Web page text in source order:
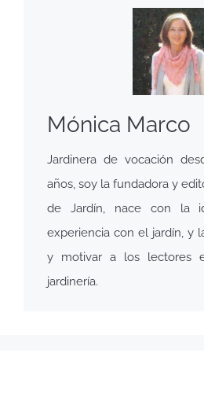
Mónica Marco
Jardinera de vocación
años, soy la fundadora y
de Jardín, nace con la
experiencia con el jardín, y
y motivar a los lectores
jardinería.